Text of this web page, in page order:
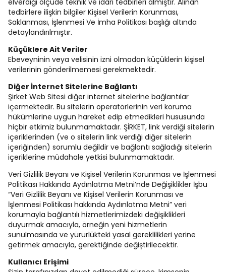
elverdiği ölçüde teknik ve idari tedbirleri almıştır. Alınan
tedbirlere ilişkin bilgiler Kişisel Verilerin Korunması,
Saklanması, İşlenmesi Ve İmha Politikası başlığı altında
detaylandırılmıştır.
Küçüklere Ait Veriler
Ebeveyninin veya velisinin izni olmadan küçüklerin kişisel
verilerinin gönderilmemesi gerekmektedir.
Diğer İnternet Sitelerine Bağlantı
Şirket Web Sitesi diğer internet sitelerine bağlantılar
içermektedir. Bu sitelerin operatörlerinin veri koruma
hükümlerine uygun hareket edip etmedikleri hususunda
hiçbir etkimiz bulunmamaktadır. ŞİRKET, link verdiği sitelerin
içeriklerinden (ve o sitelerin link verdiği diğer sitelerin
içeriğinden) sorumlu değildir ve bağlantı sağladığı sitelerin
içeriklerine müdahale yetkisi bulunmamaktadır.
Veri Gizlilik Beyanı ve Kişisel Verilerin Korunması ve İşlenmesi
Politikası Hakkında Aydınlatma Metni’nde Değişiklikler İşbu
“Veri Gizlilik Beyanı ve Kişisel Verilerin Korunması ve
İşlenmesi Politikası hakkında Aydınlatma Metni” veri
korumayla bağlantılı hizmetlerimizdeki değişiklikleri
duyurmak amacıyla, örneğin yeni hizmetlerin
sunulmasında ve yürürlükteki yasal gereklilikleri yerine
getirmek amacıyla, gerektiğinde değiştirilecektir.
Kullanıcı Erişimi